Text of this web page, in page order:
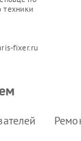
техники
fixer.ru